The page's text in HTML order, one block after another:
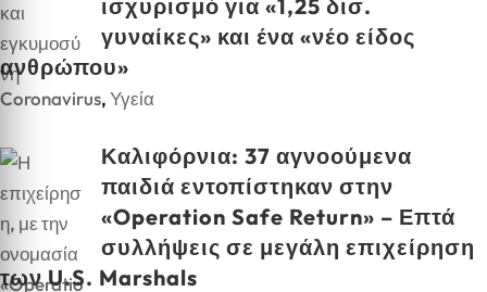
ισχυρισμό για «1,25 δισ.
γυναίκες» και ένα «νέο είδος
ανθρώπου»
Coronavirus,Υγεία
Καλιφόρνια: 37 αγνοούμενα
παιδιά εντοπίστηκαν στην
«Operation Safe Return» – Επτά
συλλήψεις σε μεγάλη επιχείρηση
των U.S. Marshals